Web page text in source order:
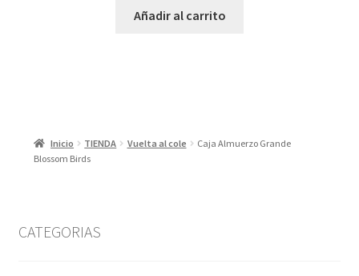
Añadir al carrito
Inicio TIENDA Vuelta al cole
Caja Almuerzo Grande
Blossom Birds
CATEGORIAS